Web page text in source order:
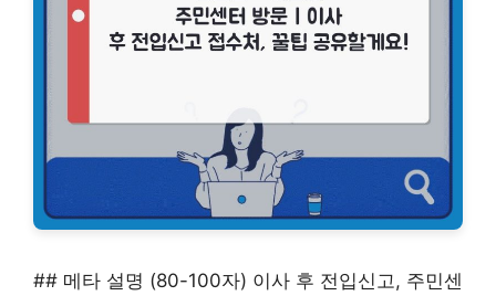
## 메타 설명 (80-100자) 이사 후 전입신고, 주민센